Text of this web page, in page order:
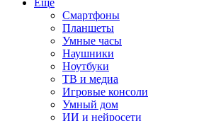
Смартфоны
Планшеты
Умные часы
Наушники
Ноутбуки
ТВ и медиа
Игровые консоли
Умный дом
ИИ и нейросети